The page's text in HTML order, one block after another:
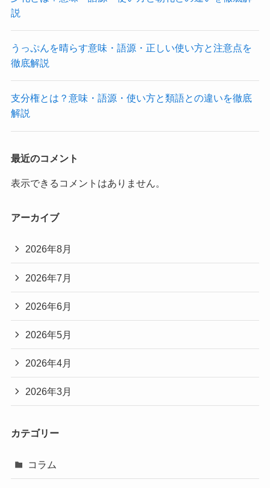
説
うっぷんを晴らす意味・語源・正しい使い方と注意点を
徹底解説
支分権とは？意味・語源・使い方と類語との違いを徹底
解説
最近のコメント
表示できるコメントはありません。
アーカイブ
2026年8月
2026年7月
2026年6月
2026年5月
2026年4月
2026年3月
カテゴリー
コラム